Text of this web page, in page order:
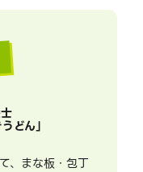
どん」
、まな板・包丁